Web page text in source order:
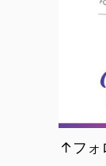
↑フォ